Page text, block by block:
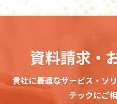
資料請求・
貴社に最適なサービス・ソ
テックにご